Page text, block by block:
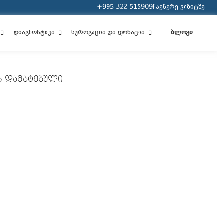
+995 322 515909ჩაეწერე ვიზიტზე
დიაგნოსტიკა სუროგაცია და დონაცია ბლოგი